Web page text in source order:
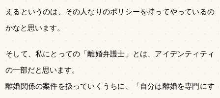
えるというのは、その人なりのポリシーを持ってやっているの
かなと思います。
そして、私にとっての「離婚弁護士」とは、アイデンティティ
の一部だと思います。
離婚関係の案件を扱っていくうちに、「自分は離婚を専門にす